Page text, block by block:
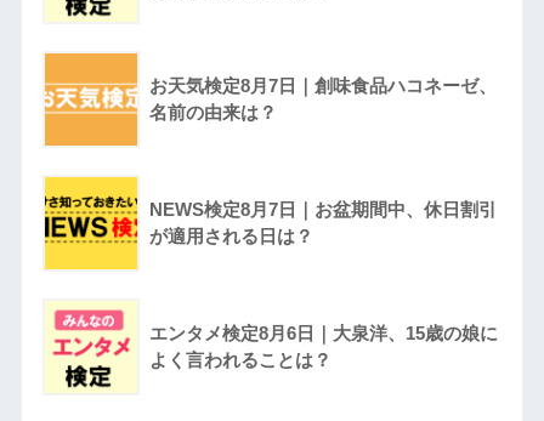
お天気検定8月7日｜創味食品ハコネーゼ、
名前の由来は？
NEWS検定8月7日｜お盆期間中、休日割引
が適用される日は？
エンタメ検定8月6日｜大泉洋、15歳の娘に
よく言われることは？